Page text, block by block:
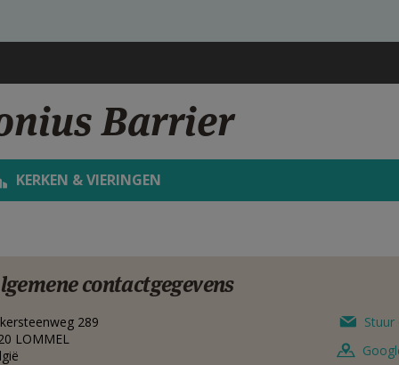
Barrier
KERKEN & VIERINGEN
contactgegevens
289
LOMMEL